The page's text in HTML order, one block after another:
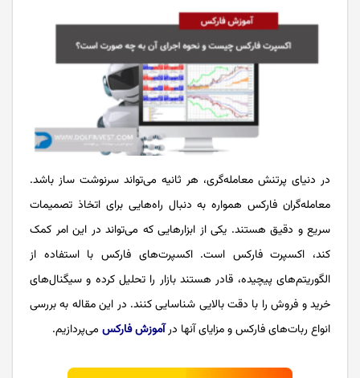
در دنیای پرتنش معامله‌گری، هر ثانیه می‌تواند سرنوشت ساز باشد.
معامله‌گران فارکس همواره به دنبال راه‌هایی برای اتخاذ تصمیمات
سریع و دقیق هستند. یکی از ابزارهایی که می‌تواند در این امر کمک
کند، اکسپرت فارکس است. اکسپرت‌های فارکس با استفاده از
الگوریتم‌های پیچیده، قادر هستند بازار را تحلیل کرده و سیگنال‌های
خرید و فروش را با دقت بالایی شناسایی کنند. در این مقاله به بررسی
انواع ربات‌های فارکس و مزایای ‌آنها درآموزش فارکس می‌پردازیم.